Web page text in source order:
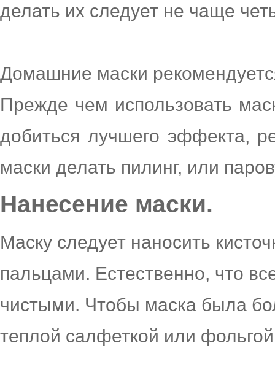
делать их следует не чаще
Домашние маски
Прежде чем использовать
добиться лучшего эффекта,
маски делать пилинг, или
Нанесение маски.
Маску следует наносить
пальцами. Естественно, что
чистыми. Чтобы маска была
теплой салфеткой или